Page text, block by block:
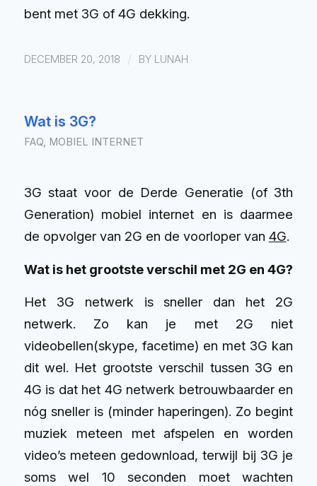
bent met 3G of 4G dekking.
DECEMBER 20, 2018 / BY LUNAH
Wat is 3G?
FAQ, MOBIEL INTERNET
3G staat voor de Derde Generatie (of 3th
Generation) mobiel internet en is daarmee
de opvolger van 2G en de voorloper van 4G.
Wat is het grootste verschil met 2G en 4G?
Het 3G netwerk is sneller dan het 2G
netwerk. Zo kan je met 2G niet
videobellen(skype, facetime) en met 3G kan
dit wel. Het grootste verschil tussen 3G en
4G is dat het 4G netwerk betrouwbaarder en
nóg sneller is (minder haperingen). Zo begint
muziek meteen met afspelen en worden
video’s meteen gedownload, terwijl bij 3G je
soms wel 10 seconden moet wachten